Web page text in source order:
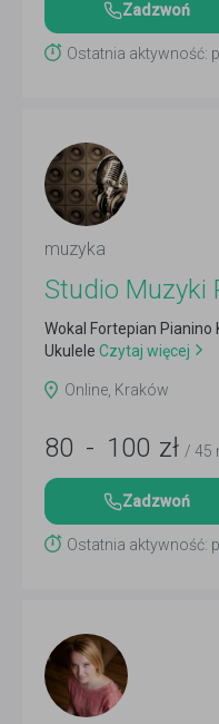
Zadzwoń
Ostatnia aktywność:
muzyka
Studio Muzyki
Wokal Fortepian Pianino
Ukulele Czytaj więcej
Online, Kraków
80 - 100 zł / 45
Zadzwoń
Ostatnia aktywność: